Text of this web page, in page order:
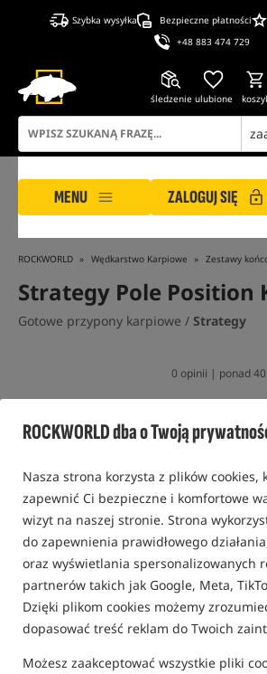
ROCKWORLD dba o Twoją
Nasza strona korzysta z plików cookies,
zapewnić Ci bezpieczne i komfortowe
wizyt na naszej stronie. Strona
do zapewnienia prawidłowego
oraz wyświetlania spersonalizowanych
partnerów takich jak Google, Meta,
Dzięki plikom cookies możemy
dopasować treść reklam do Twoich
Możesz zaakceptować wszystkie pliki
Szybka wysyłka Bezpieczne płatności
+48 883 474 729
śledzenie ulubione
MENU ZALOGUJ SIĘ
ROCKWORLD Wędkarstwo Karpiowe Zestawy
Strategy Pole Position
Gotowe przypony karpiowe / Strategy
0 opinii | ponad